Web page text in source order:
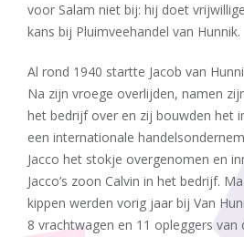
voor Salam niet bij: hij doet
kans bij Pluimveehandel van Hunnik.
Al rond 1940 startte Jacob van
Na zijn vroege overlijden, namen
het bedrijf over en zij bouwden het
een internationale
Jacco het stokje overgenomen en
Jacco’s zoon Calvin in het bedrijf.
kippen werden vorig jaar bij Van
8 vrachtwagen en 11 opleggers van